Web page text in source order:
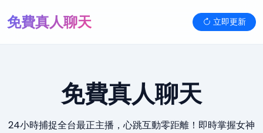
免費真人聊天 立即更新
免費真人聊天
24小時捕捉全台最正主播，心跳互動零距離！即時掌握女神